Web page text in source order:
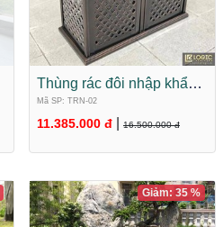
Thùng rác đôi nhập khẩu
hợp kim nhôm đúc cao
cấp TRN-02
Mã SP: TRN-02
11.385.000 đ 16.500.000 đ
Giảm: 35 %